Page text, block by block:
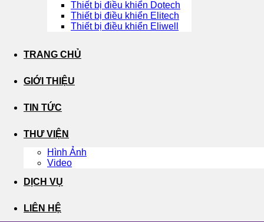
Thiết bị điều khiển Dotech
Thiết bị điều khiển Elitech
Thiết bị điều khiển Eliwell
TRANG CHỦ
GIỚI THIỆU
TIN TỨC
THƯ VIỆN
Hình Ảnh
Video
DỊCH VỤ
LIÊN HỆ